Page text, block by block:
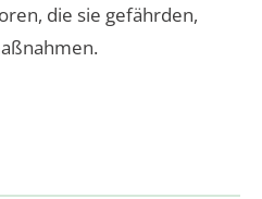
die sie gefährden,